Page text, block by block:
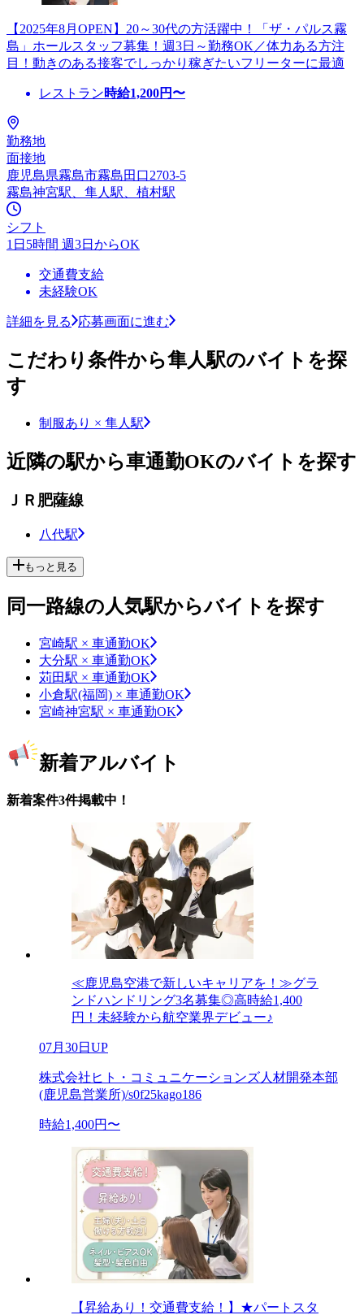
【2025年8月OPEN】20～30代の方活躍中！「ザ・パルス霧
島」ホールスタッフ募集！週3日～勤務OK／体力ある方注
目！動きのある接客でしっかり稼ぎたいフリーターに最適
レストラン時給1,200円〜
勤務地
面接地
鹿児島県霧島市霧島田口2703-5
霧島神宮駅、隼人駅、植村駅
シフト
1日5時間 週3日からOK
交通費支給
未経験OK
詳細を見る 応募画面に進む
こだわり条件から隼人駅のバイトを探
す
制服あり × 隼人駅
近隣の駅から車通勤OKのバイトを探す
ＪＲ肥薩線
八代駅
もっと見る
同一路線の人気駅からバイトを探す
宮崎駅 × 車通勤OK
大分駅 × 車通勤OK
苅田駅 × 車通勤OK
小倉駅(福岡) × 車通勤OK
宮崎神宮駅 × 車通勤OK
新着アルバイト
新着案件3件掲載中！
≪鹿児島空港で新しいキャリアを！≫グラ
ンドハンドリング3名募集◎高時給1,400
円！未経験から航空業界デビュー♪
07月30日UP
株式会社ヒト・コミュニケーションズ人材開発本部
(鹿児島営業所)/s0f25kago186
時給1,400円〜
【昇給あり！交通費支給！】★パートスタ